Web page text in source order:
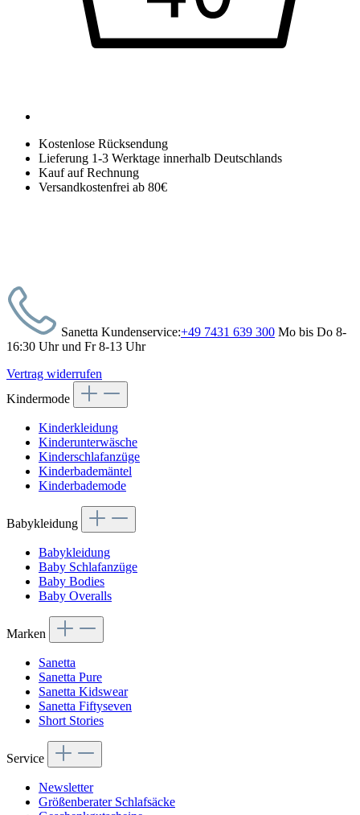
Kostenlose Rücksendung
Lieferung 1-3 Werktage innerhalb Deutschlands
Kauf auf Rechnung
Versandkostenfrei ab 80€
Sanetta Kundenservice:+49 7431 639 300 Mo bis Do 8-
16:30 Uhr und Fr 8-13 Uhr
Vertrag widerrufen
Kindermode
Kinderkleidung
Kinderunterwäsche
Kinderschlafanzüge
Kinderbademäntel
Kinderbademode
Babykleidung
Babykleidung
Baby Schlafanzüge
Baby Bodies
Baby Overalls
Marken
Sanetta
Sanetta Pure
Sanetta Kidswear
Sanetta Fiftyseven
Short Stories
Service
Newsletter
Größenberater Schlafsäcke